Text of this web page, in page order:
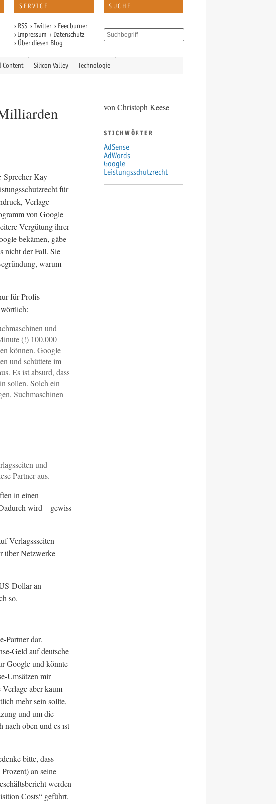
SERVICE
› RSS ›Twitter › Feedburner
›Impressum › Datenschutz
› Über diesen Blog
SUCHE
Content Silicon Valley Technologie
Sprecher Kay
für
Verlage
von Google
Vergütung ihrer
bekämen, gäbe
nicht der Fall. Sie
warum
für Profis
und
(!) 100.000
können. Google
und schüttete im
Es ist absurd, dass
sollen. Solch ein
Suchmaschinen
und
Partner aus.
in einen
wird – gewiss
Verlagssseiten
über Netzwerke
Dollar an
so.
Partner dar.
Geld auf deutsche
Google und könnte
Umsätzen mir
Verlage aber kaum
mehr sein sollte,
und um die
oben und es ist
bitte, dass
an seine
werden
Costs“ geführt.
von Christoph Keese
STICHWÖRTER
AdSense
AdWords
Google
Leistungsschutzrecht